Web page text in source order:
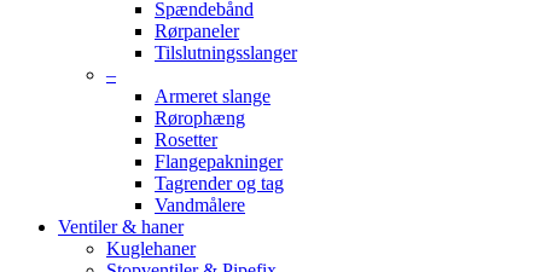
Spændebånd
Rørpaneler
Tilslutningsslanger
–
Armeret slange
Rørophæng
Rosetter
Flangepakninger
Tagrender og tag
Vandmålere
Ventiler & haner
Kuglehaner